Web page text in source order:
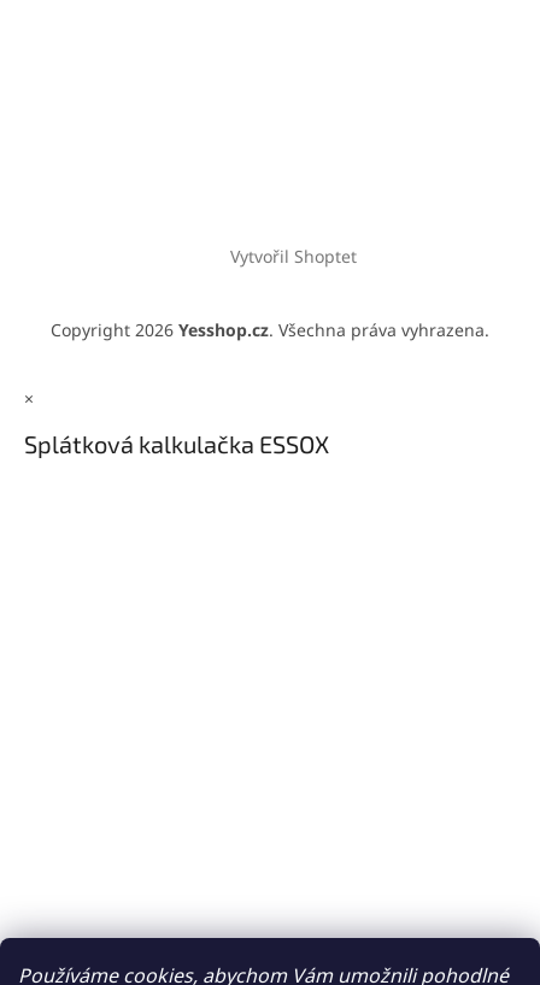
Používáme cookies, abychom Vám umožnili pohodlné
Vytvořil Shoptet
Copyright 2026 Yesshop.cz. Všechna práva vyhrazena.
×
Splátková kalkulačka ESSOX